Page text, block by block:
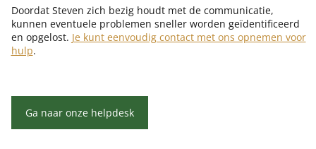
Doordat Steven zich bezig houdt met de communicatie,
kunnen eventuele problemen sneller worden geïdentificeerd
en opgelost. Je kunt eenvoudig contact met ons opnemen voor
hulp.
Ga naar onze helpdesk